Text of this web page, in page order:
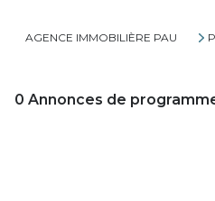
AGENCE IMMOBILIÈRE PAU
0 Annonces de